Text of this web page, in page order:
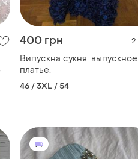
400 грн 2
Випускна сукня. выпускное
платье.
46 / 3XL / 54